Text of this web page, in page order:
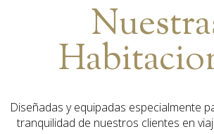
Diseñadas y equipadas especialmente
tranquilidad de nuestros clientes en